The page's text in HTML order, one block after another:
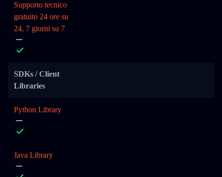
Supporto tecnico
gratuito 24 ore su
24, 7 giorni su 7
SDKs / Client
Libraries
Python Library
Java Library